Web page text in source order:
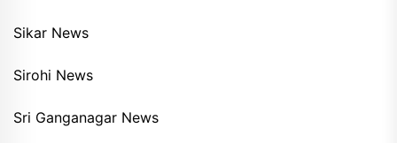
Sikar News
Sirohi News
Sri Ganganagar News